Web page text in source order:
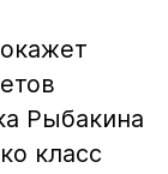
Рыбакина
класс